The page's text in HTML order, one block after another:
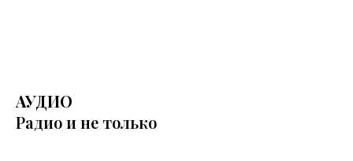
АУДИО
Радио и не только